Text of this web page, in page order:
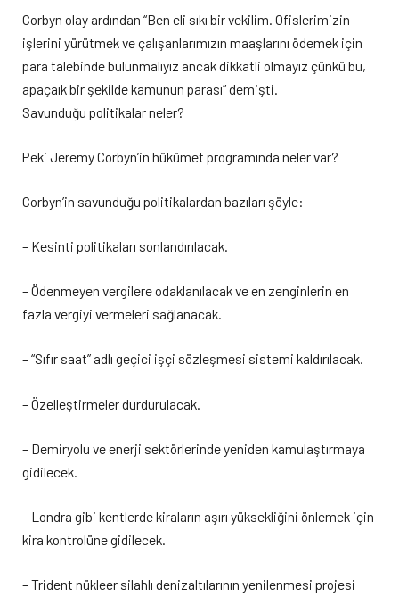
Corbyn olay ardından “Ben eli sıkı bir vekilim. Ofislerimizin
işlerini yürütmek ve çalışanlarımızın maaşlarını ödemek için
para talebinde bulunmalıyız ancak dikkatli olmayız çünkü bu,
apaçaık bir şekilde kamunun parası” demişti.
Savunduğu politikalar neler?
Peki Jeremy Corbyn’in hükümet programında neler var?
Corbyn’in savunduğu politikalardan bazıları şöyle:
– Kesinti politikaları sonlandırılacak.
– Ödenmeyen vergilere odaklanılacak ve en zenginlerin en
fazla vergiyi vermeleri sağlanacak.
– “Sıfır saat” adlı geçici işçi sözleşmesi sistemi kaldırılacak.
– Özelleştirmeler durdurulacak.
– Demiryolu ve enerji sektörlerinde yeniden kamulaştırmaya
gidilecek.
– Londra gibi kentlerde kiraların aşırı yüksekliğini önlemek için
kira kontrolüne gidilecek.
– Trident nükleer silahlı denizaltılarının yenilenmesi projesi